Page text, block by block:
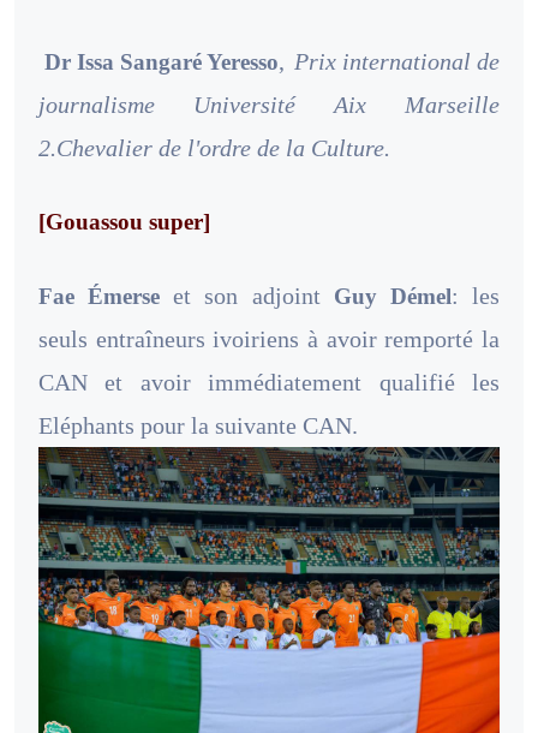
Dr Issa Sangaré Yeresso, Prix international de
journalisme Université Aix Marseille
2.Chevalier de l'ordre de la Culture.
[Gouassou super]
Fae Émerse et son adjoint Guy Démel: les
seuls entraîneurs ivoiriens à avoir remporté la
CAN et avoir immédiatement qualifié les
Eléphants pour la suivante CAN.